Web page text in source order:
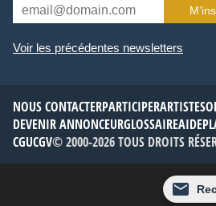
Voir les précédentes newsletters
NOUS CONTACTERPARTICIPERARTISTES
DEVENIR ANNONCEURGLOSSAIREAIDE
CGUCGV© 2000-2026 TOUS DROITS